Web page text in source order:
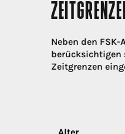
Neben den
berücksichtigen
Zeitgrenzen